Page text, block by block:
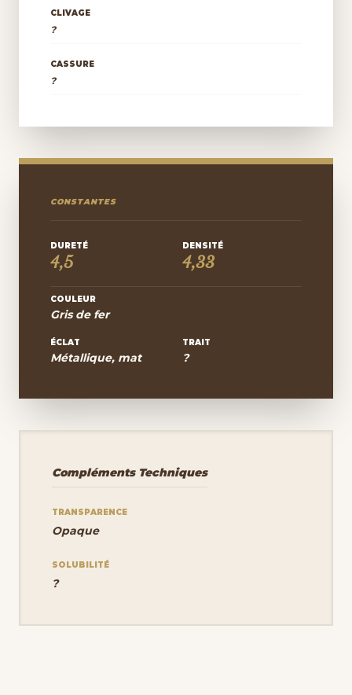
CLIVAGE
?
CASSURE
?
CONSTANTES
DURETÉ
4,5
DENSITÉ
4,33
COULEUR
Gris de fer
ÉCLAT
Métallique, mat
TRAIT
?
Compléments Techniques
TRANSPARENCE
Opaque
SOLUBILITÉ
?